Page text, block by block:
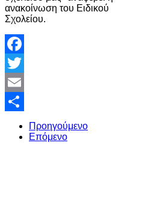
ανακοίνωση του Ειδικού
Σχολείου.
Facebook
Twitter
Email
Share
Προηγούμενο
Επόμενο